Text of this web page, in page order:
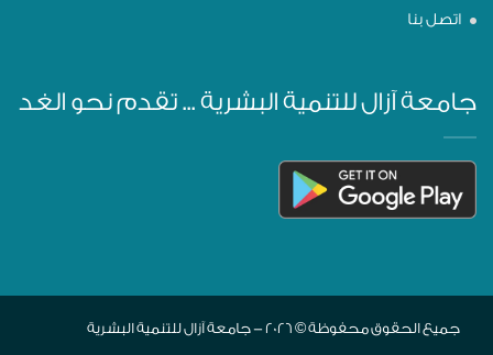
اتصل بنا
جامعة آزال للتنمية البشرية ... تقدم نحو الغد
جميع الحقوق محفوظة © 2026 - جامعة آزال للتنمية البشرية